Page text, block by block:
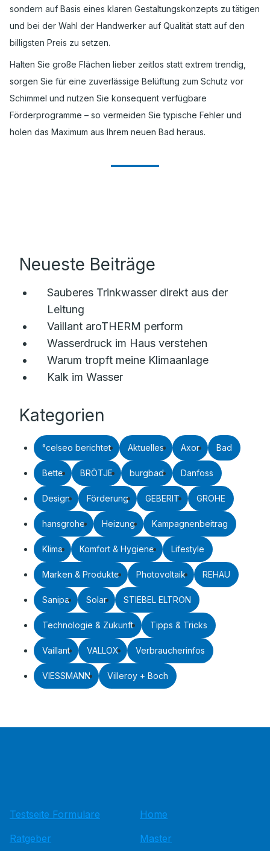
sondern auf Basis eines klaren Gestaltungskonzepts zu tätigen
und bei der Wahl der Handwerker auf Qualität statt auf den
billigsten Preis zu setzen.
Halten Sie große Flächen lieber zeitlos statt extrem trendig,
sorgen Sie für eine zuverlässige Belüftung zum Schutz vor
Schimmel und nutzen Sie konsequent verfügbare
Förderprogramme – so vermeiden Sie typische Fehler und
holen das Maximum aus Ihrem neuen Bad heraus.
Neueste Beiträge
Sauberes Trinkwasser direkt aus der
Leitung
Vaillant aroTHERM perform
Wasserdruck im Haus verstehen
Warum tropft meine Klimaanlage
Kalk im Wasser
Kategorien
°celseo berichtet Aktuelles Axor Bad
Bette BRÖTJE burgbad Danfoss
Design Förderung GEBERIT GROHE
hansgrohe Heizung Kampagnenbeitrag
Klima Komfort & Hygiene Lifestyle
Marken & Produkte Photovoltaik REHAU
Sanipa Solar STIEBEL ELTRON
Technologie & Zukunft Tipps & Tricks
Vaillant VALLOX Verbraucherinfos
VIESSMANN Villeroy + Boch
Testseite Formulare
Ratgeber
Home
Master